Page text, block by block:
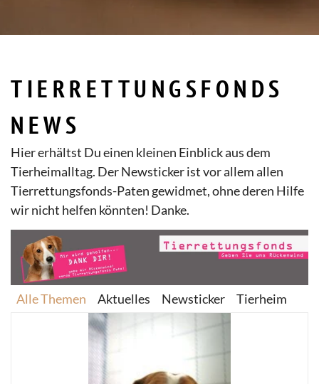
TIERRETTUNGSFONDS
NEWS
Hier erhältst Du einen kleinen Einblick aus dem
Tierheimalltag. Der Newsticker ist vor allem allen
Tierrettungsfonds-Paten gewidmet, ohne deren Hilfe
wir nicht helfen könnten! Danke.
Aktuelles Newsticker Tierheim
Alle Themen